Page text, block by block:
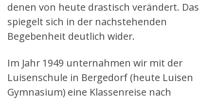
denen von heute drastisch verändert. Das
spiegelt sich in der nachstehenden
Begebenheit deutlich wider.
Im Jahr 1949 unternahmen wir mit der
Luisenschule in Bergedorf (heute Luisen
Gymnasium) eine Klassenreise nach